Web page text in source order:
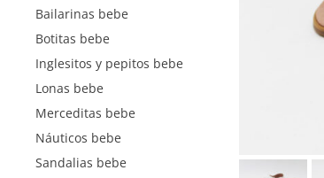
Bailarinas bebe
Botitas bebe
Inglesitos y pepitos bebe
Lonas bebe
Merceditas bebe
Náuticos bebe
Sandalias bebe